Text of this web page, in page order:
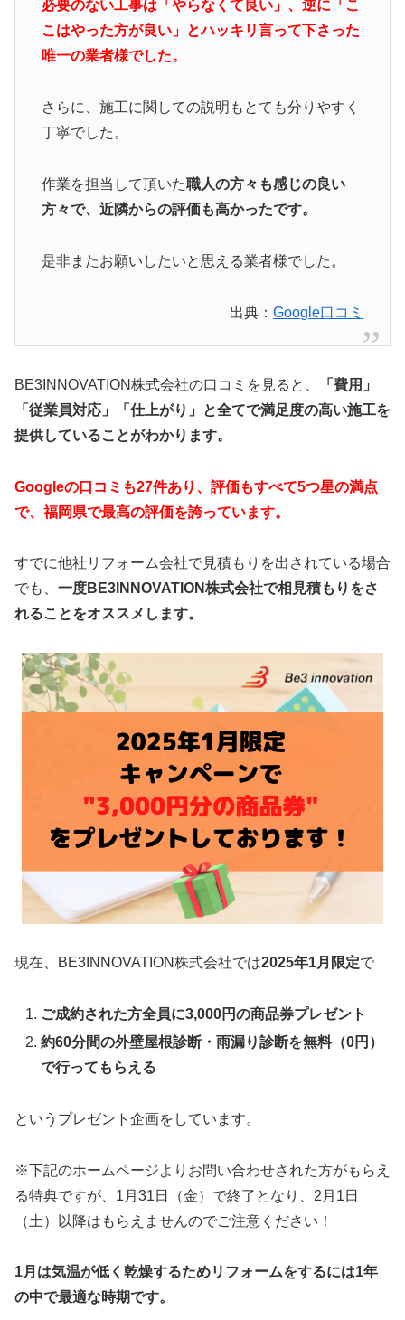
必要のない工事は「やらなくて良い」、逆に「こ
こはやった方が良い」とハッキリ言って下さった
唯一の業者様でした。
さらに、施工に関しての説明もとても分りやすく
丁寧でした。
作業を担当して頂いた職人の方々も感じの良い
方々で、近隣からの評価も高かったです。
是非またお願いしたいと思える業者様でした。
出典：Google口コミ
BE3INNOVATION株式会社の口コミを見ると、
「費用」
「従業員対応」「仕上がり」と全てで満足度の高い施工を
提供していることがわかります。
Googleの口コミも27件あり、評価もすべて5つ星の満点
で、福岡県で最高の評価を誇っています。
すでに他社リフォーム会社で見積もりを出されている場合
でも、 一度BE3INNOVATION株式会社で相見積もりをさ
れることをオススメします。
現在、BE3INNOVATION株式会社では2025年1月限定で
ご成約された方全員に3,000円の商品券プレゼント
約60分間の外壁屋根診断・雨漏り診断を無料（0円）
で行ってもらえる
というプレゼント企画をしています。
※下記のホームページよりお問い合わせされた方がもらえ
る特典ですが、1月31日（金）で終了となり、2月1日
（土）以降はもらえませんのでご注意ください！
1月は気温が低く乾燥するためリフォームをするには1年
の中で最適な時期です。